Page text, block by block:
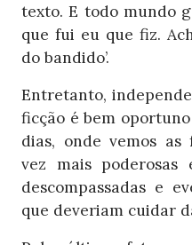
texto. E todo mundo
que fui eu que fiz.
do bandido’.
Entretanto,
ficção é bem
dias, onde vemos as
vez mais poderosas
descompassadas e
que deveriam cuidar